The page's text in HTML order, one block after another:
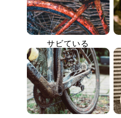
サビている